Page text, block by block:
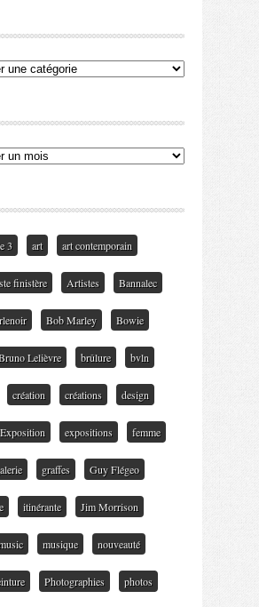
Catégories
Archives
3 art art contemporain
finistère Artistes Bannalec
Bob Marley Bowie
Lelièvre brûlure bvln
création créations design
Exposition expositions femme
graffes Guy Flégeo
itinérante Jim Morrison
musique nouveauté
Photographies photos